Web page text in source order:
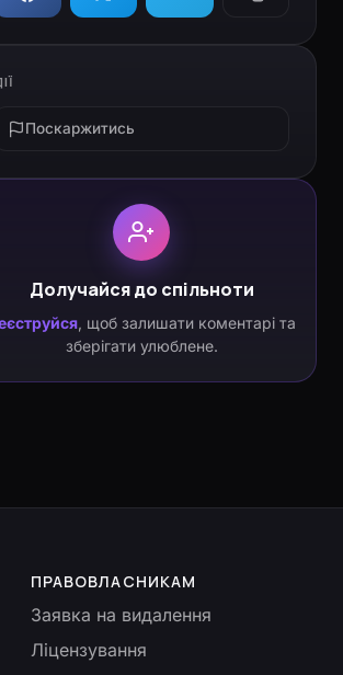
Поскаржитись
Долучайся до спільноти
, щоб залишати коментарі та
зберігати улюблене.
ПРАВОВЛАСНИКАМ
Заявка на видалення
Ліцензування